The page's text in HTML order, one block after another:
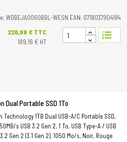
WDBEJA0060BBL-WESN EAN: 0718037904184
Prix
226,99 € TTC
189,16 € HT
format_list_numbered
Dual Portable SSD 1To
Technology 1TB Dual USB-A/C Portable SSD,
s USB 3.2 Gen 2, 1 To, USB Type-A / USB
Gen 2 (3.1 Gen 2), 1050 Mo/s, Noir, Rouge